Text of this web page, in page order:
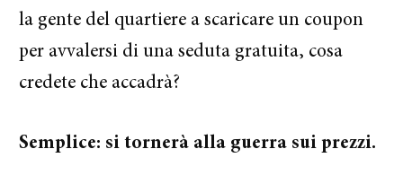
la gente del quartiere a scaricare un coupon
per avvalersi di una seduta gratuita, cosa
credete che accadrà?
Semplice: si tornerà alla guerra sui prezzi.